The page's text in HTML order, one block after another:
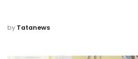
by Tatanews